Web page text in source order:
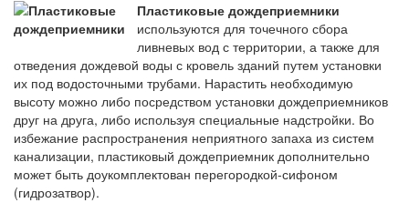
Пластиковые дождеприемники
используются для точечного сбора
ливневых вод с территории, а также для
отведения дождевой воды с кровель зданий путем установки
их под водосточными трубами. Нарастить необходимую
высоту можно либо посредством установки дождеприемников
друг на друга, либо используя специальные надстройки. Во
избежание распространения неприятного запаха из систем
канализации, пластиковый дождеприемник дополнительно
может быть доукомплектован перегородкой-сифоном
(гидрозатвор).